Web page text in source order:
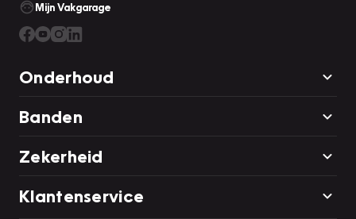
Mijn Vakgarage
Onderhoud
Banden
Zekerheid
Klantenservice